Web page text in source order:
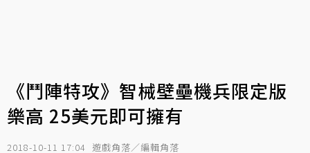
《鬥陣特攻》智械壁壘機兵限定版
樂高 25美元即可擁有
2018-10-11 17:04 遊戲角落／編輯角落